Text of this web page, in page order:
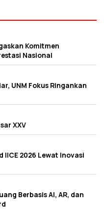
Komitmen
Nasional
UNM Fokus Ringankan
XXV
IICE 2026 Lewat Inovasi
Berbasis AI, AR, dan